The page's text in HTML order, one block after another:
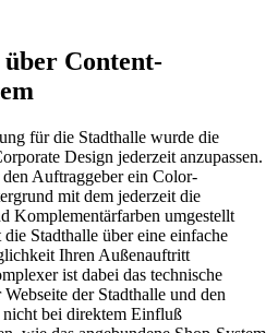
Content-
für die Stadthalle wurde die
Design jederzeit anzupassen.
Auftraggeber ein Color-
mit dem jederzeit die
Komplementärfarben umgestellt
Stadthalle über eine einfache
Ihren Außenauftritt
ist dabei das technische
der Stadthalle und den
nicht bei direktem Einfluß